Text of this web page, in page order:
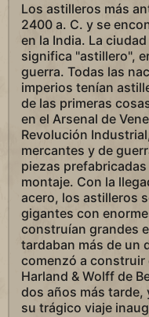
Los astilleros más
2400 a. C. y se
en la India. La
significa "astillero",
guerra. Todas las
imperios tenían
de las primeras
en el Arsenal de
Revolución
mercantes y de
piezas
montaje. Con la
acero, los astilleros
gigantes con
construían grandes
tardaban más de un
comenzó a construir
Harland & Wolff de
dos años más tarde,
su trágico viaje